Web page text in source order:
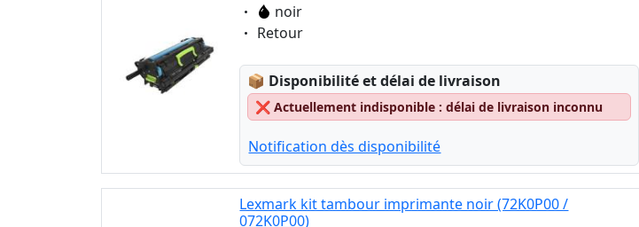
Eigenschaft:
noir
Eigenschaft:
Retour
📦 Lagerstatus:
Disponibilité et délai de livraison
❌ Actuellement indisponible : délai de livraison inconnu
Notification dès disponibilité
Lexmark kit tambour imprimante noir (72K0P00 /
072K0P00)